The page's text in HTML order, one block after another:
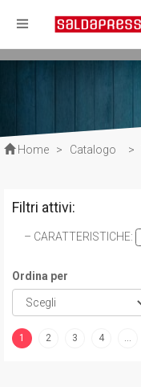
Home > Catalogo >
Filtri attivi:
CARATTERISTICHE:
Ordina per
1
2 3 4 …